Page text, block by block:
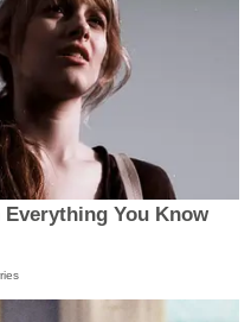
Everything You Know